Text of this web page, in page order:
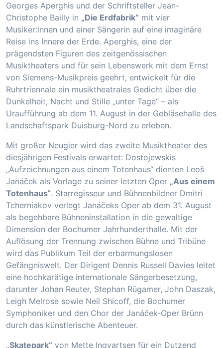
Georges Aperghis und der Schriftsteller Jean-
Christophe Bailly in „Die Erdfabrik“ mit vier
Musiker:innen und einer Sängerin auf eine imaginäre
Reise ins Innere der Erde. Aperghis, eine der
prägendsten Figuren des zeitgenössischen
Musiktheaters und für sein Lebenswerk mit dem Ernst
von Siemens-Musikpreis geehrt, entwickelt für die
Ruhrtriennale ein musiktheatrales Gedicht über die
Dunkelheit, Nacht und Stille „unter Tage“ – als
Uraufführung ab dem 11. August in der Gebläsehalle des
Landschaftspark Duisburg-Nord zu erleben.
Mit großer Neugier wird das zweite Musiktheater des
diesjährigen Festivals erwartet: Dostojewskis
„Aufzeichnungen aus einem Totenhaus“ dienten Leoš
Janáček als Vorlage zu seiner letzten Oper „Aus einem
Totenhaus“. Starregisseur und Bühnenbildner Dmitri
Tcherniakov verlegt Janáčeks Oper ab dem 31. August
als begehbare Bühneninstallation in die gewaltige
Dimension der Bochumer Jahrhunderthalle. Mit der
Auflösung der Trennung zwischen Bühne und Tribüne
wird das Publikum Teil der erbarmungslosen
Gefängniswelt. Der Dirigent Dennis Russell Davies leitet
eine hochkarätige internationale Sängerbesetzung,
darunter Johan Reuter, Stephan Rügamer, John Daszak,
Leigh Melrose sowie Neil Shicoff, die Bochumer
Symphoniker und den Chor der Janáček-Oper Brünn
durch das künstlerische Abenteuer.
„Skatepark“ von Mette Ingvartsen für ein Dutzend